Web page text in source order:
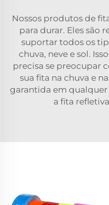
Nossos produtos de
para durar. Eles são
suportar todos os
chuva, neve e sol.
precisa se preocupar
sua fita na chuva e
garantida em
a fita